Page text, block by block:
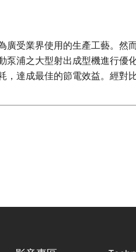
受業界使用的生產工藝。
浦之大型射出成型機進行
達成最佳的節電效益。經